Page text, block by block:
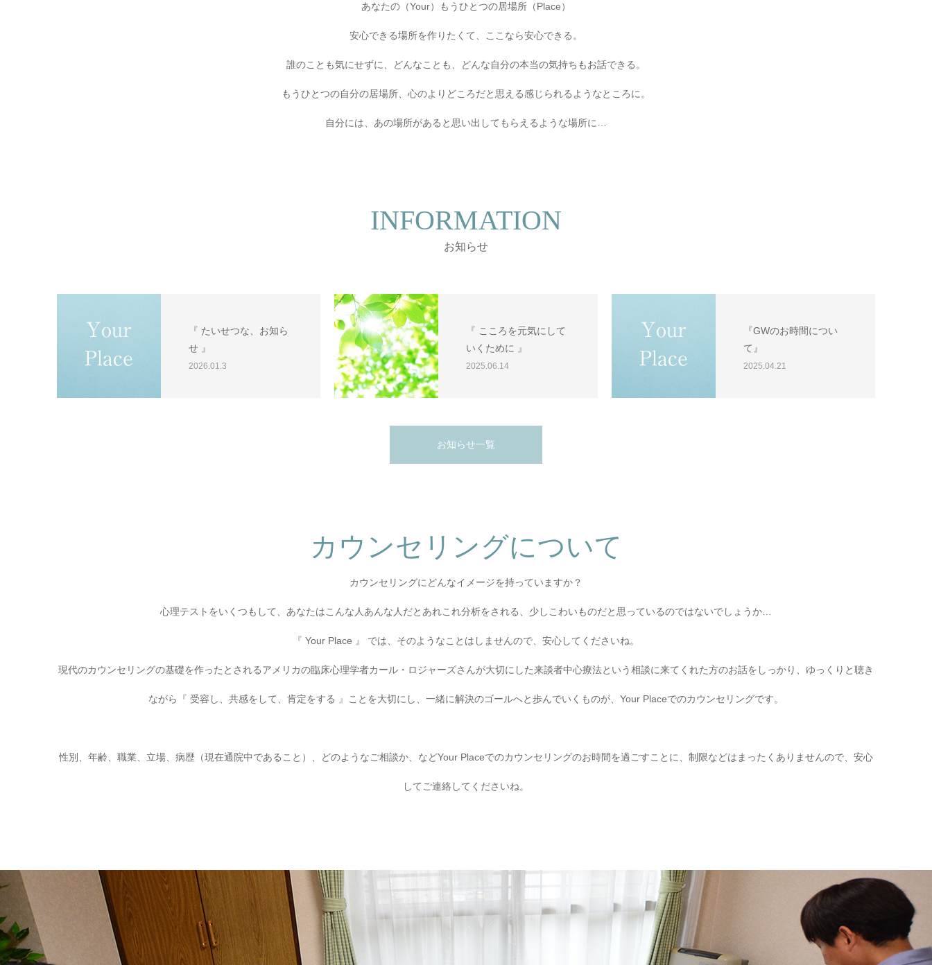
あなたの（Your）もうひとつの居場所（Place）
安心できる場所を作りたくて、ここなら安心できる。
誰のことも気にせずに、どんなことも、どんな自分の本当の気持ちもお話できる。
もうひとつの自分の居場所、心のよりどころだと思える感じられるようなところに。
自分には、あの場所があると思い出してもらえるような場所に…
INFORMATION
お知らせ
『 たいせつな、お知ら
せ 』
2026.01.3
『 こころを元気にして
いくために 』
2025.06.14
『GWのお時間につい
て』
2025.04.21
お知らせ一覧
カウンセリングについて
カウンセリングにどんなイメージを持っていますか？
心理テストをいくつもして、あなたはこんな人あんな人だとあれこれ分析をされる、少しこわいものだと思っているのではないでしょうか…
『 Your Place 』 では、そのようなことはしませんので、安心してくださいね。
現代のカウンセリングの基礎を作ったとされるアメリカの臨床心理学者カール・ロジャーズさんが大切にした来談者中心療法という相談に来てくれた方のお話をしっかり、ゆっくりと聴き
ながら『 受容し、共感をして、肯定をする 』ことを大切にし、一緒に解決のゴールへと歩んでいくものが、Your Placeでのカウンセリングです。
性別、年齢、職業、立場、病歴（現在通院中であること）、どのようなご相談か、などYour Placeでのカウンセリングのお時間を過ごすことに、制限などはまったくありませんので、安心
してご連絡してくださいね。